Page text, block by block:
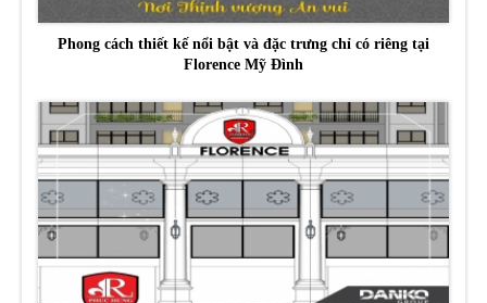
Phong cách thiết kế nổi bật và đặc trưng chỉ có riêng tại
Florence Mỹ Đình